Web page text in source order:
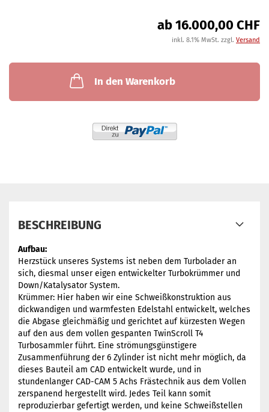
ab 16.000,00 CHF
inkl. 8.1% MwSt. zzgl. Versand
In den Warenkorb
BESCHREIBUNG
Aufbau:
Herzstück unseres Systems ist neben dem Turbolader an
sich, diesmal unser eigen entwickelter Turbokrümmer und
Down/Katalysator System.
Krümmer: Hier haben wir eine Schweißkonstruktion aus
dickwandigen und warmfesten Edelstahl entwickelt, welches
die Abgase gleichmäßig und gerichtet auf kürzesten Wegen
auf den aus dem vollen gespanten TwinScroll T4
Turbosammler führt. Eine strömungsgünstigere
Zusammenführung der 6 Zylinder ist nicht mehr möglich, da
dieses Bauteil am CAD entwickelt wurde, und in
stundenlanger CAD-CAM 5 Achs Frästechnik aus dem Vollen
zerspanend hergestellt wird. Jedes Teil kann somit
reproduzierbar gefertigt werden, und keine Schweißstellen